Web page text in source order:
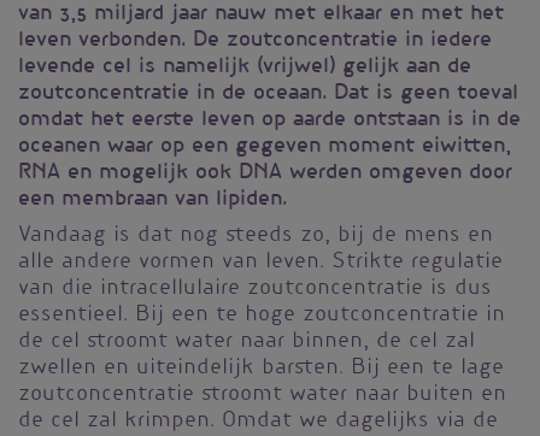
van 3,5 miljard jaar nauw met elkaar en met het
leven verbonden. De zoutconcentratie in iedere
levende cel is namelijk (vrijwel) gelijk aan de
zoutconcentratie in de oceaan. Dat is geen toeval
omdat het eerste leven op aarde ontstaan is in de
oceanen waar op een gegeven moment eiwitten,
RNA en mogelijk ook DNA werden omgeven door
een membraan van lipiden.
Vandaag is dat nog steeds zo, bij de mens en
alle andere vormen van leven. Strikte regulatie
van die intracellulaire zoutconcentratie is dus
essentieel. Bij een te hoge zoutconcentratie in
de cel stroomt water naar binnen, de cel zal
zwellen en uiteindelijk barsten. Bij een te lage
zoutconcentratie stroomt water naar buiten en
de cel zal krimpen. Omdat we dagelijks via de